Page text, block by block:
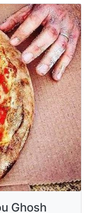
Ghosh